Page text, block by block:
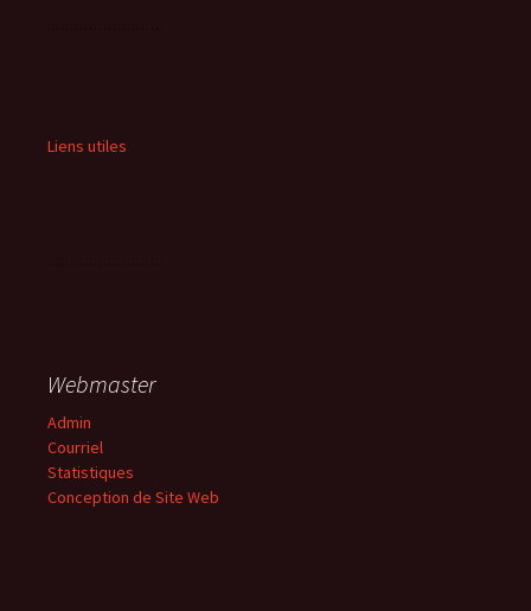
Liens utiles
Webmaster
Admin
Courriel
Statistiques
Conception de Site Web